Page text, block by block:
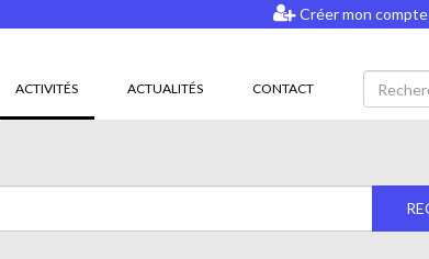
Créer mon compte
ACTIVITÉS(CURRENT)ACTUALITÉS CONTACT